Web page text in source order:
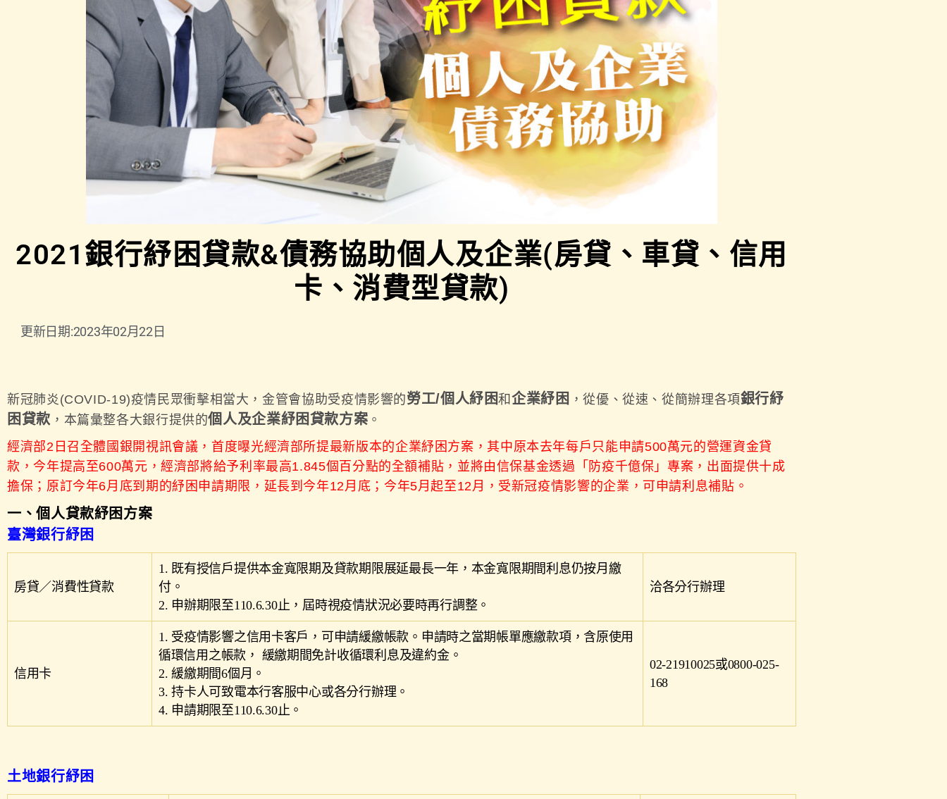
2021銀行紓困貸款&債務協助個人及企業(房貸、車貸、信用
卡、消費型貸款)
更新日期:2023年02月22日
新冠肺炎(COVID-19)疫情民眾衝擊相當大，金管會協助受疫情影響的勞工/個人紓困和企業紓困 ，從優、從速、從簡辦理各項銀行紓
困貸款，本篇彙整各大銀行提供的個人及企業紓困貸款方案 。
經濟部2日召全體國銀開視訊會議，首度曝光經濟部所提最新版本的企業紓困方案，其中原本去年每戶只能申請500萬元的營運資金貸
款，今年提高至600萬元，經濟部將給予利率最高1.845個百分點的全額補貼，並將由信保基金透過「防疫千億保」專案，出面提供十成
擔保；原訂今年6月底到期的紓困申請期限，延長到今年12月底；今年5月起至12月，受新冠疫情影響的企業，可申請利息補貼。
一、個人貸款紓困方案
臺灣銀行紓困
房貸／消費性貸款
1. 既有授信戶提供本金寬限期及貸款期限展延最長一年，本金寬限期間利息仍按月繳
付。
2. 申辦期限至110.6.30止，屆時視疫情狀況必要時再行調整。
洽各分行辦理
信用卡
1. 受疫情影響之信用卡客戶，可申請緩繳帳款。申請時之當期帳單應繳款項，含原使用
循環信用之帳款， 緩繳期間免計收循環利息及違約金。
2. 緩繳期間6個月。
3. 持卡人可致電本行客服中心或各分行辦理。
4. 申請期限至110.6.30止。
02-21910025或0800-025-
168
土地銀行紓困